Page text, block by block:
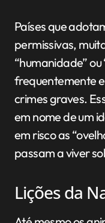
Países que
permissivas,
“humanidade”
frequentemente
crimes graves.
em nome de um
em risco as
passam a viver
Lições da